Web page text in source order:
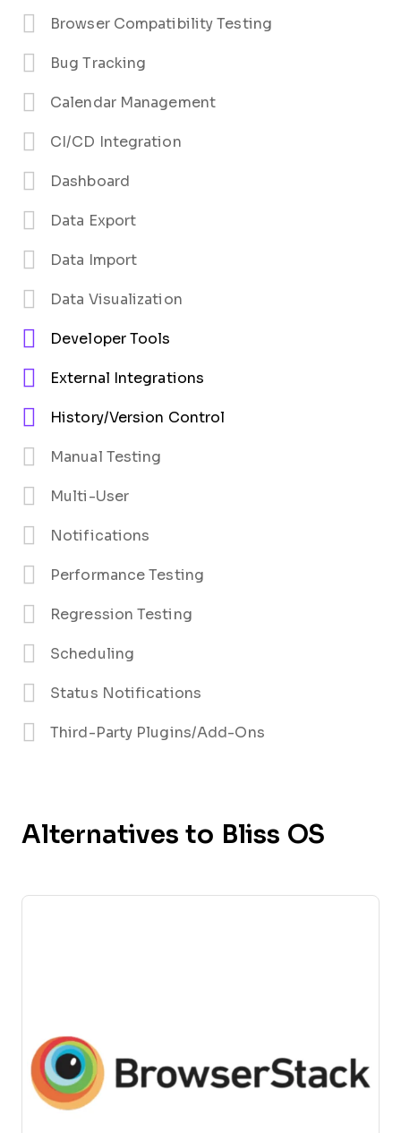
Browser Compatibility Testing
Bug Tracking
Calendar Management
CI/CD Integration
Dashboard
Data Export
Data Import
Data Visualization
Developer Tools
External Integrations
History/Version Control
Manual Testing
Multi-User
Notifications
Performance Testing
Regression Testing
Scheduling
Status Notifications
Third-Party Plugins/Add-Ons
Alternatives to Bliss OS